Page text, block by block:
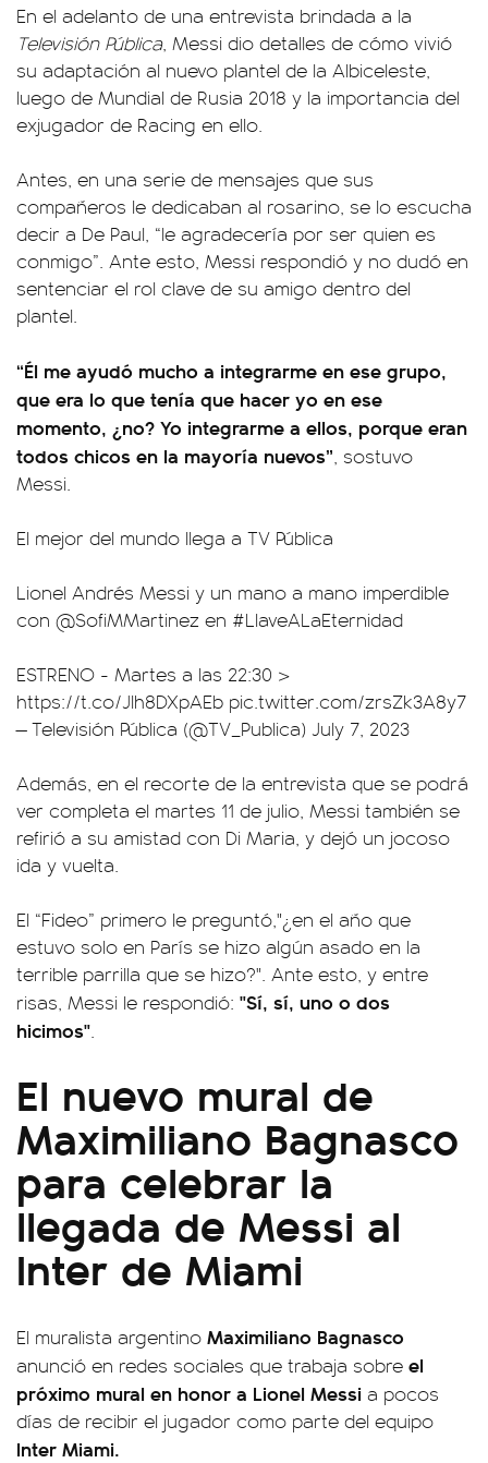
En el adelanto de una entrevista brindada a la
Televisión Pública, Messi dio detalles de cómo vivió
su adaptación al nuevo plantel de la Albiceleste,
luego de Mundial de Rusia 2018 y la importancia del
exjugador de Racing en ello.
Antes, en una serie de mensajes que sus
compañeros le dedicaban al rosarino, se lo escucha
decir a De Paul, “le agradecería por ser quien es
conmigo”. Ante esto, Messi respondió y no dudó en
sentenciar el rol clave de su amigo dentro del
plantel.
“Él me ayudó mucho a integrarme en ese grupo,
que era lo que tenía que hacer yo en ese
momento, ¿no? Yo integrarme a ellos, porque eran
todos chicos en la mayoría nuevos”, sostuvo
Messi.
El mejor del mundo llega a TV Pública
Lionel Andrés Messi y un mano a mano imperdible
con @SofiMMartinez en #LlaveALaEternidad
ESTRENO - Martes a las 22:30 >
https://t.co/JIh8DXpAEb pic.twitter.com/zrsZk3A8y7
— Televisión Pública (@TV_Publica) July 7, 2023
Además, en el recorte de la entrevista que se podrá
ver completa el martes 11 de julio, Messi también se
refirió a su amistad con Di Maria, y dejó un jocoso
ida y vuelta.
El “Fideo” primero le preguntó,"¿en el año que
estuvo solo en París se hizo algún asado en la
terrible parrilla que se hizo?". Ante esto, y entre
risas, Messi le respondió: "Sí, sí, uno o dos
hicimos".
El nuevo mural de
Maximiliano Bagnasco
para celebrar la
llegada de Messi al
Inter de Miami
El muralista argentino Maximiliano Bagnasco
anunció en redes sociales que trabaja sobre el
próximo mural en honor a Lionel Messi a pocos
días de recibir el jugador como parte del equipo
Inter Miami.